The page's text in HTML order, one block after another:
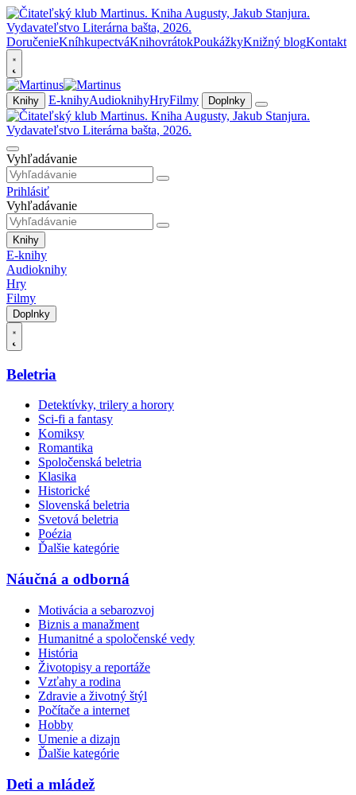
DoručenieKníhkupectváKnihovrátokPoukážkyKnižný blogKontakt
Knihy E-knihyAudioknihyHryFilmy Doplnky
Vyhľadávanie
Prihlásiť
Vyhľadávanie
Knihy
E-knihy
Audioknihy
Hry
Filmy
Doplnky
Beletria
Detektívky, trilery a horory
Sci-fi a fantasy
Komiksy
Romantika
Spoločenská beletria
Klasika
Historické
Slovenská beletria
Svetová beletria
Poézia
Ďalšie kategórie
Náučná a odborná
Motivácia a sebarozvoj
Biznis a manažment
Humanitné a spoločenské vedy
História
Životopisy a reportáže
Vzťahy a rodina
Zdravie a životný štýl
Počítače a internet
Hobby
Umenie a dizajn
Ďalšie kategórie
Deti a mládež